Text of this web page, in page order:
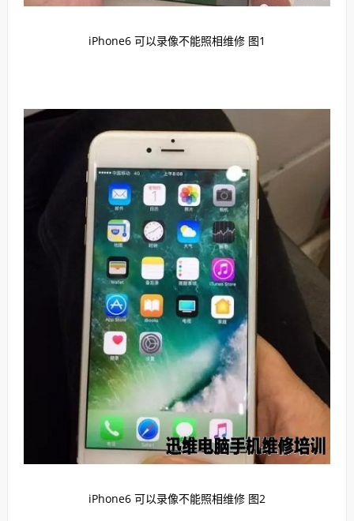
iPhone6 可以录像不能照相维修 图1
iPhone6 可以录像不能照相维修 图2